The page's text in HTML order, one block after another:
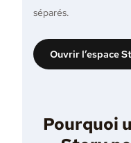
séparés.
Ouvrir l’espace
Pourquoi